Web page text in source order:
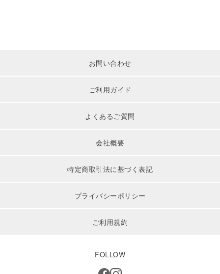
お問い合わせ
ご利用ガイド
よくあるご質問
会社概要
特定商取引法に基づく表記
プライバシーポリシー
ご利用規約
FOLLOW